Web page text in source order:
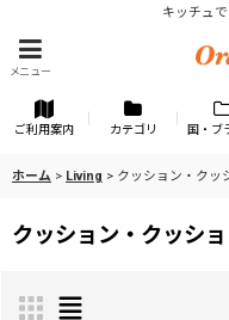
キッチュ
メニュー
ご利用案内 カテゴリ 国・ブ
ホーム > Living > クッション・クッ
クッション・クッシ